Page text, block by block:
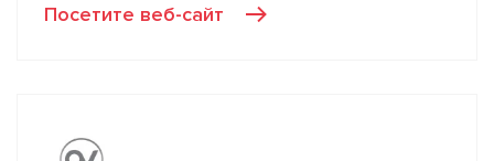
Посетите веб-сайт